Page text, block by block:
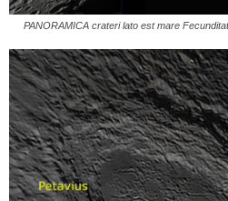
PANORAMICA crateri lato est mare